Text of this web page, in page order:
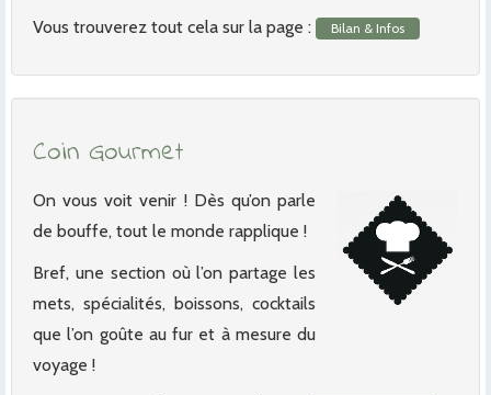
Vous trouverez tout cela sur la page :
Bilan & Infos
Coin Gourmet
On vous voit venir ! Dès qu’on parle
de bouffe, tout le monde rapplique !
Bref, une section où l’on partage les
mets, spécialités, boissons, cocktails
que l’on goûte au fur et à mesure du
voyage !